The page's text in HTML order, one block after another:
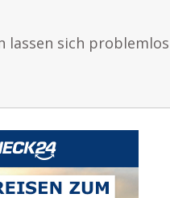
lassen sich